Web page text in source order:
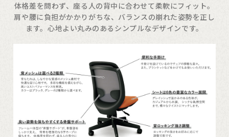
体格差を問わず、座る人の背中に合わせて柔軟にフィット。
肩や腰に負担がかかりがちな、バランスの崩れた姿勢を正し
ます。心地よい丸みのあるシンプルなデザインです。